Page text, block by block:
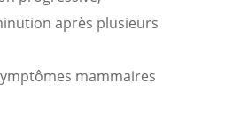
après plusieurs
mammaires